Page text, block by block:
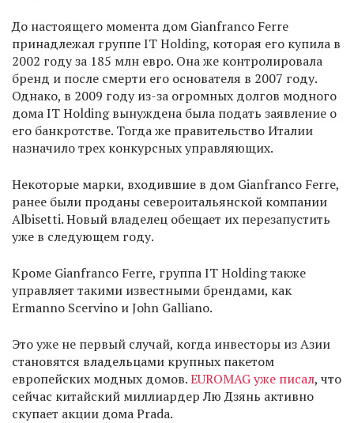
До настоящего момента дом Gianfranco Ferre
принадлежал группе IT Holding, которая его купила в
2002 году за 185 млн евро. Она же контролировала
бренд и после смерти его основателя в 2007 году.
Однако, в 2009 году из-за огромных долгов модного
дома IT Holding вынуждена была подать заявление о
его банкротстве. Тогда же правительство Италии
назначило трех конкурсных управляющих.
Некоторые марки, входившие в дом Gianfranco Ferre,
ранее были проданы североитальянской компании
Albisetti. Новый владелец обещает их перезапустить
уже в следующем году.
Кроме Gianfranco Ferre, группа IT Holding также
управляет такими известными брендами, как
Ermanno Scervino и John Galliano.
Это уже не первый случай, когда инвесторы из Азии
становятся владельцами крупных пакетом
европейских модных домов.EUROMAG уже писал, что
сейчас китайский миллиардер Лю Дзянь активно
скупает акции дома Prada.